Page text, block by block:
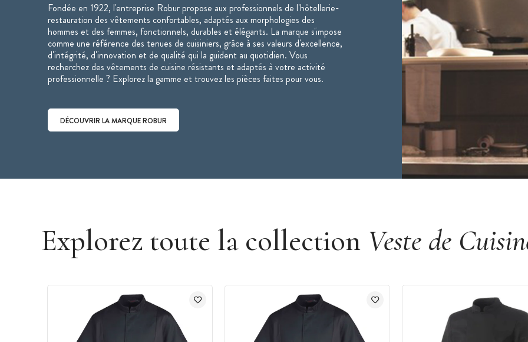
Fentes dos
Lavage industriel selon norme ISO 15797 - programme couleur
Veste de cuisine mixte SIAKA disponible de taille 0 à la taille 6
Veste disponible en manches longues
Fondée en 1922, l'entreprise Robur propose aux professionnels de l'hôtellerie-
restauration des vêtements confortables, adaptés aux morphologies des
hommes et des femmes, fonctionnels, durables et élégants. La marque s'impose
comme une référence des tenues de cuisiniers, grâce à ses valeurs d'excellence,
d'intégrité, d'innovation et de qualité qui la guident au quotidien. Vous
recherchez des vêtements de cuisine résistants et adaptés à votre activité
professionnelle ? Explorez la gamme et trouvez les pièces faites pour vous.
DÉCOUVRIR LA MARQUE ROBUR
Explorez toute la collection Veste de